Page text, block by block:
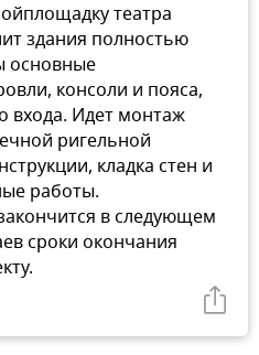
театра
здания полностью
основные
консоли и пояса,
входа. Идет монтаж
ригельной
кладка стен и
работы.
в следующем
сроки окончания